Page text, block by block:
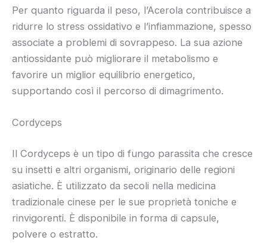
Per quanto riguarda il peso, l’Acerola contribuisce a
ridurre lo stress ossidativo e l’infiammazione, spesso
associate a problemi di sovrappeso. La sua azione
antiossidante può migliorare il metabolismo e
favorire un miglior equilibrio energetico,
supportando così il percorso di dimagrimento.
Cordyceps
Il Cordyceps è un tipo di fungo parassita che cresce
su insetti e altri organismi, originario delle regioni
asiatiche. È utilizzato da secoli nella medicina
tradizionale cinese per le sue proprietà toniche e
rinvigorenti. È disponibile in forma di capsule,
polvere o estratto.